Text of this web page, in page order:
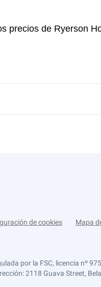
precios de Ryerson
de cookies Mapa
por la FSC, licencia nº
2118 Guava Street,